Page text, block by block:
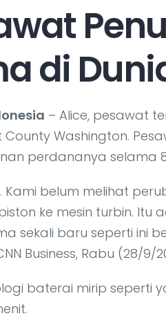
di
– Alice, pesawat
Washington.
perdananya selama
Kami belum melihat
ke mesin turbin.
sekali baru seperti ini
Business, Rabu (28/9/
baterai mirip seperti